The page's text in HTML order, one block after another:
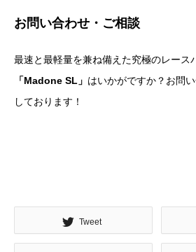
お問い合わせ・ご相談
最速と最軽量を兼ね備えた究極のレース
「Madone SL」 はいかがですか？お問
しております！
Tweet